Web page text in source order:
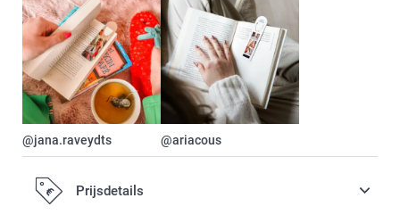
@jana.raveydts @ariacous
Prijsdetails